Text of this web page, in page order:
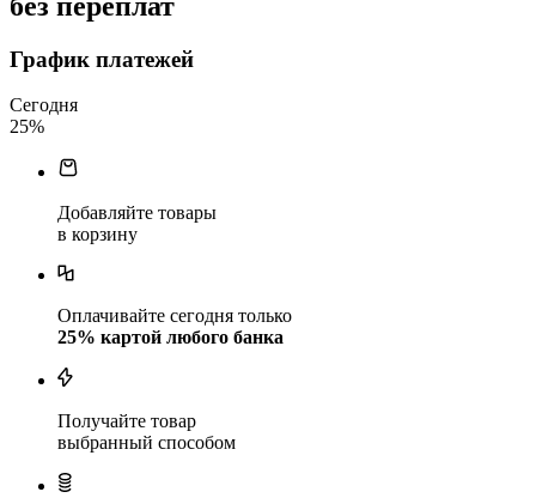
График платежей
Сегодня
25%
Добавляйте товары
в корзину
Оплачивайте сегодня только
25% картой любого банка
Получайте товар
выбранный способом